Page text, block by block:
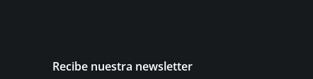
Recibe nuestra newsletter